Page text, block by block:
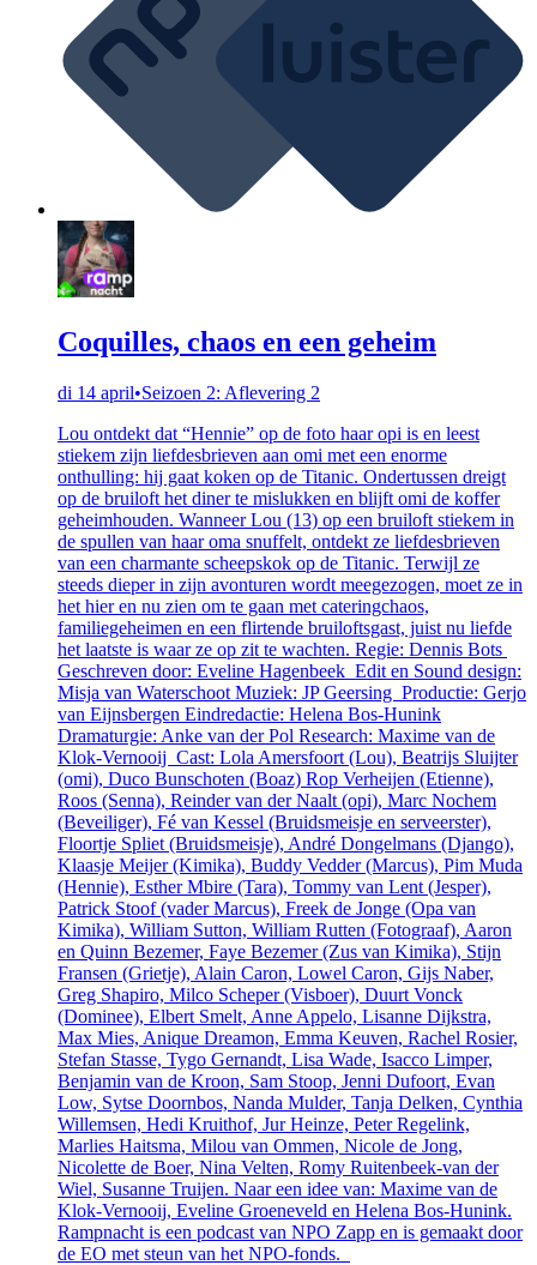
Coquilles, chaos en een geheim
di 14 april•Seizoen 2: Aflevering 2
Lou ontdekt dat “Hennie” op de foto haar opi is en leest
stiekem zijn liefdesbrieven aan omi met een enorme
onthulling: hij gaat koken op de Titanic. Ondertussen dreigt
op de bruiloft het diner te mislukken en blijft omi de koffer
geheimhouden. Wanneer Lou (13) op een bruiloft stiekem in
de spullen van haar oma snuffelt, ontdekt ze liefdesbrieven
van een charmante scheepskok op de Titanic. Terwijl ze
steeds dieper in zijn avonturen wordt meegezogen, moet ze in
het hier en nu zien om te gaan met cateringchaos,
familiegeheimen en een flirtende bruiloftsgast, juist nu liefde
het laatste is waar ze op zit te wachten. Regie: Dennis Bots
Geschreven door: Eveline Hagenbeek Edit en Sound design:
Misja van Waterschoot Muziek: JP Geersing Productie: Gerjo
van Eijnsbergen Eindredactie: Helena Bos-Hunink
Dramaturgie: Anke van der Pol Research: Maxime van de
Klok-Vernooij Cast: Lola Amersfoort (Lou), Beatrijs Sluijter
(omi), Duco Bunschoten (Boaz) Rop Verheijen (Etienne),
Roos (Senna), Reinder van der Naalt (opi), Marc Nochem
(Beveiliger), Fé van Kessel (Bruidsmeisje en serveerster),
Floortje Spliet (Bruidsmeisje), André Dongelmans (Django),
Klaasje Meijer (Kimika), Buddy Vedder (Marcus), Pim Muda
(Hennie), Esther Mbire (Tara), Tommy van Lent (Jesper),
Patrick Stoof (vader Marcus), Freek de Jonge (Opa van
Kimika), William Sutton, William Rutten (Fotograaf), Aaron
en Quinn Bezemer, Faye Bezemer (Zus van Kimika), Stijn
Fransen (Grietje), Alain Caron, Lowel Caron, Gijs Naber,
Greg Shapiro, Milco Scheper (Visboer), Duurt Vonck
(Dominee), Elbert Smelt, Anne Appelo, Lisanne Dijkstra,
Max Mies, Anique Dreamon, Emma Keuven, Rachel Rosier,
Stefan Stasse, Tygo Gernandt, Lisa Wade, Isacco Limper,
Benjamin van de Kroon, Sam Stoop, Jenni Dufoort, Evan
Low, Sytse Doornbos, Nanda Mulder, Tanja Delken, Cynthia
Willemsen, Hedi Kruithof, Jur Heinze, Peter Regelink,
Marlies Haitsma, Milou van Ommen, Nicole de Jong,
Nicolette de Boer, Nina Velten, Romy Ruitenbeek-van der
Wiel, Susanne Truijen. Naar een idee van: Maxime van de
Klok-Vernooij, Eveline Groeneveld en Helena Bos-Hunink.
Rampnacht is een podcast van NPO Zapp en is gemaakt door
de EO met steun van het NPO-fonds.